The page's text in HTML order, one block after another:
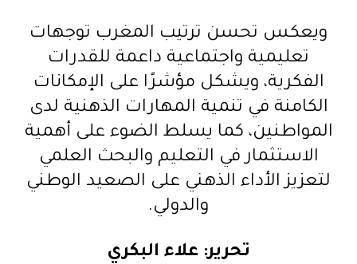
ويعكس تحسن ترتيب المغرب توجهات
تعليمية واجتماعية داعمة للقدرات
الفكرية، ويشكل مؤشرًا على الإمكانات
الكامنة في تنمية المهارات الذهنية لدى
المواطنين، كما يسلط الضوء على أهمية
الاستثمار في التعليم والبحث العلمي
لتعزيز الأداء الذهني على الصعيد الوطني
والدولي.
تحرير: علاء البكري